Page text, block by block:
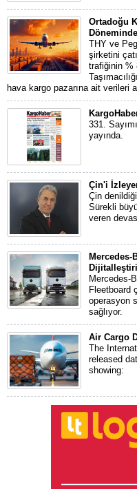
Ortadoğu
THY ve
şirketini
trafiğinin %
hava kargo pazarına ait verileri
331.
yayında.
Çin'i
Çin
Sürekli
veren
Mercedes-
Fleetboard
operasyon
sağlıyor.
Air Cargo
The
released
showing: